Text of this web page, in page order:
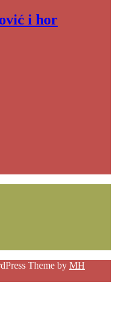
i hor
Theme by MH